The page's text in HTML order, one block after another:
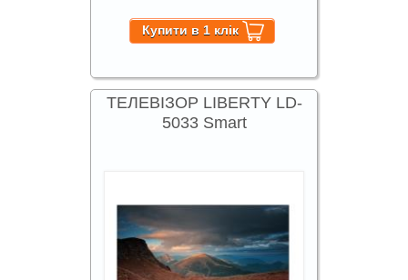
ТЕЛЕВІЗОР LIBERTY LD-
5033 Smart